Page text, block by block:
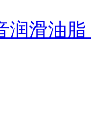
润滑油脂